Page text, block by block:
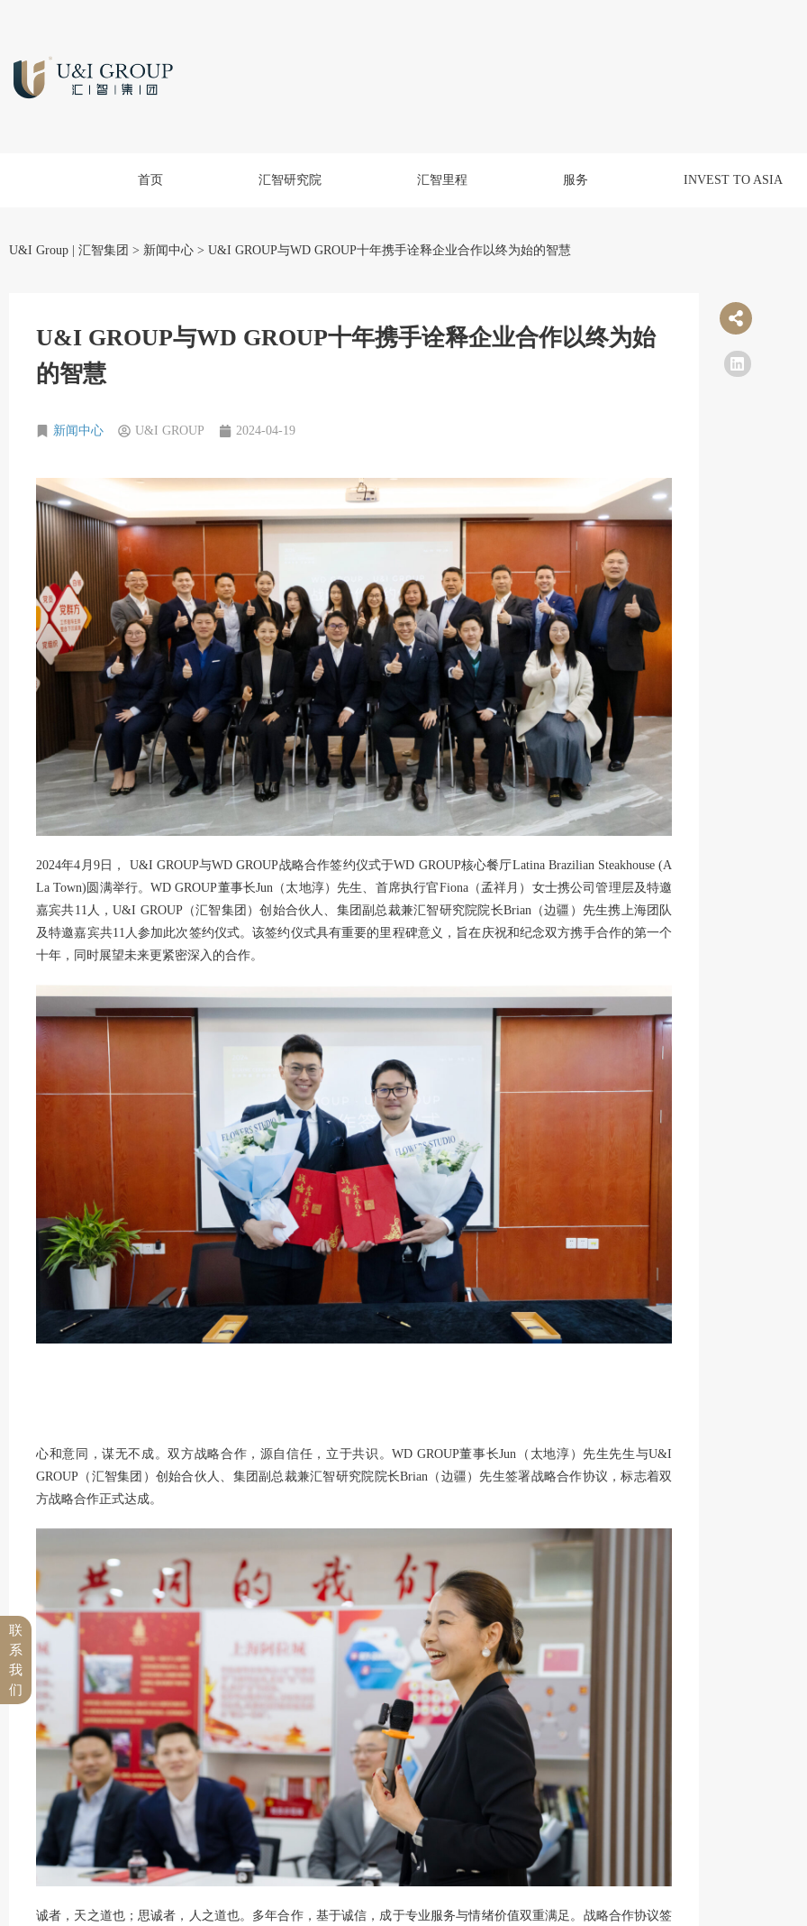
首页 汇智研究院 汇智里程 服务 INVEST TO ASIA
U&I Group | 汇智集团 > 新闻中心 > U&I GROUP与WD GROUP十年携手诠释企业合作以终为始的智慧
U&I GROUP与WD GROUP十年携手诠释企业合作以终为始
的智慧
新闻中心 U&I GROUP 2024-04-19
2024年4月9日， U&I GROUP与WD GROUP战略合作签约仪式于WD GROUP核心餐厅Latina Brazilian Steakhouse (A
La Town)圆满举行。WD GROUP董事长Jun（太地淳）先生、首席执行官Fiona（孟祥月）女士携公司管理层及特邀
嘉宾共11人，U&I GROUP（汇智集团）创始合伙人、集团副总裁兼汇智研究院院长Brian（边疆）先生携上海团队
及特邀嘉宾共11人参加此次签约仪式。该签约仪式具有重要的里程碑意义，旨在庆祝和纪念双方携手合作的第一个
十年，同时展望未来更紧密深入的合作。
心和意同，谋无不成。双方战略合作，源自信任，立于共识。WD GROUP董事长Jun（太地淳）先生先生与U&I
GROUP（汇智集团）创始合伙人、集团副总裁兼汇智研究院院长Brian（边疆）先生签署战略合作协议，标志着双
方战略合作正式达成。
诚者，天之道也；思诚者，人之道也。多年合作，基于诚信，成于专业服务与情绪价值双重满足。战略合作协议签
联
系
我
们